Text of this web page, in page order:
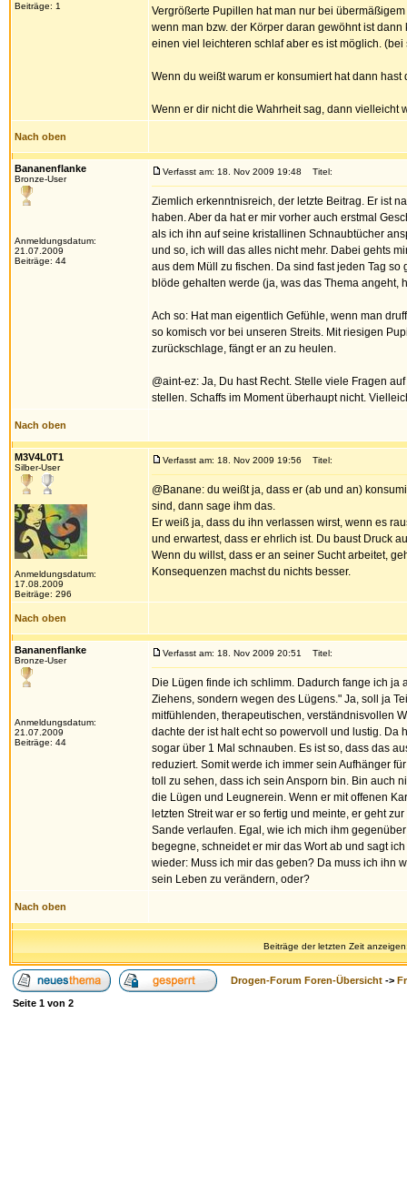
Beiträge: 1
Vergrößerte Pupillen hat man nur bei
wenn man bzw. der Körper daran gewöhnt ist
einen viel leichteren schlaf aber es ist möglich. (bei
Wenn du weißt warum er konsumiert hat dann
Wenn er dir nicht die Wahrheit sag, dann vielleicht
Nach oben
Bananenflanke
Bronze-User
Anmeldungsdatum:
21.07.2009
Beiträge: 44
Verfasst am: 18. Nov 2009 19:48 Titel:
Ziemlich erkenntnisreich, der letzte Beitrag. Er ist
haben. Aber da hat er mir vorher auch erstmal
als ich ihn auf seine kristallinen Schnaubtücher
und so, ich will das alles nicht mehr. Dabei gehts
aus dem Müll zu fischen. Da sind fast jeden Tag
blöde gehalten werde (ja, was das Thema angeht,
Ach so: Hat man eigentlich Gefühle, wenn man
so komisch vor bei unseren Streits. Mit riesigen
zurückschlage, fängt er an zu heulen.
@aint-ez: Ja, Du hast Recht. Stelle viele Fragen
stellen. Schaffs im Moment überhaupt nicht.
Nach oben
M3V4L0T1
Silber-User
Anmeldungsdatum:
17.08.2009
Beiträge: 296
Verfasst am: 18. Nov 2009 19:56 Titel:
@Banane: du weißt ja, dass er (ab und an)
sind, dann sage ihm das.
Er weiß ja, dass du ihn verlassen wirst, wenn es
und erwartest, dass er ehrlich ist. Du baust Druck
Wenn du willst, dass er an seiner Sucht arbeitet,
Konsequenzen machst du nichts besser.
Nach oben
Bananenflanke
Bronze-User
Anmeldungsdatum:
21.07.2009
Beiträge: 44
Verfasst am: 18. Nov 2009 20:51 Titel:
Die Lügen finde ich schlimm. Dadurch fange ich
Ziehens, sondern wegen des Lügens." Ja, soll ja
mitfühlenden, therapeutischen, verständnisvollen
dachte der ist halt echt so powervoll und lustig. Da
sogar über 1 Mal schnauben. Es ist so, dass das
reduziert. Somit werde ich immer sein Aufhänger
toll zu sehen, dass ich sein Ansporn bin. Bin auch
die Lügen und Leugnerein. Wenn er mit offenen
letzten Streit war er so fertig und meinte, er geht
Sande verlaufen. Egal, wie ich mich ihm
begegne, schneidet er mir das Wort ab und sagt
wieder: Muss ich mir das geben? Da muss ich ihn
sein Leben zu verändern, oder?
Nach oben
Beiträge der letzten Zeit
Drogen-Forum Foren-Übersicht ->
Seite 1 von 2